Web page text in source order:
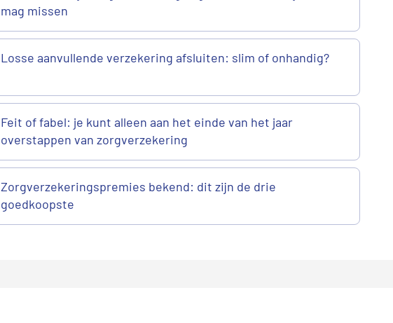
mag missen
Losse aanvullende verzekering afsluiten: slim of onhandig?
Feit of fabel: je kunt alleen aan het einde van het jaar
overstappen van zorgverzekering
Zorgverzekeringspremies bekend: dit zijn de drie
goedkoopste